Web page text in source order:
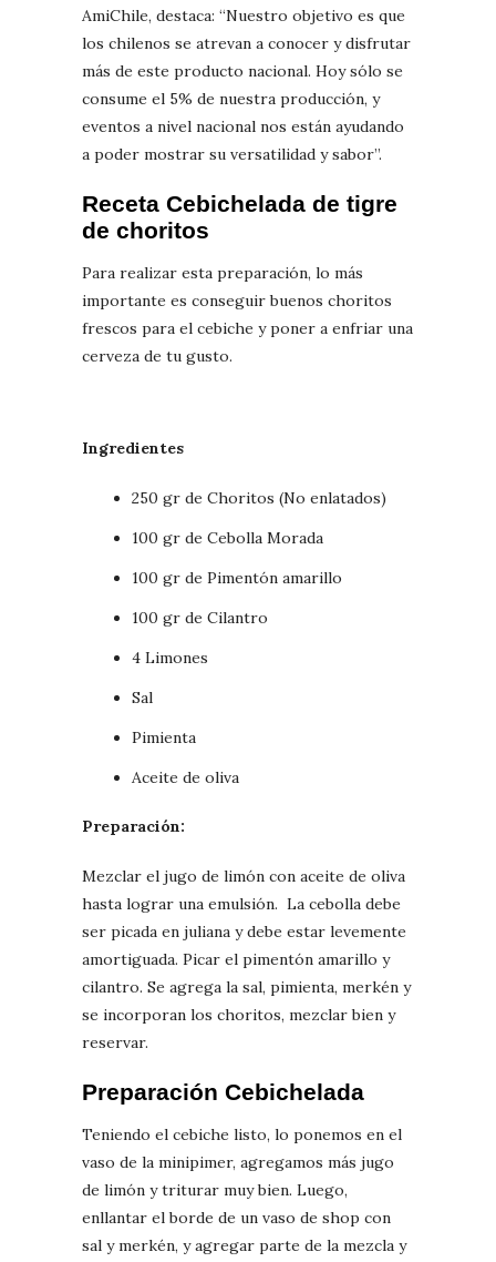
AmiChile, destaca: “Nuestro objetivo es que
los chilenos se atrevan a conocer y disfrutar
más de este producto nacional. Hoy sólo se
consume el 5% de nuestra producción, y
eventos a nivel nacional nos están ayudando
a poder mostrar su versatilidad y sabor”.
Receta Cebichelada de tigre
de choritos
Para realizar esta preparación, lo más
importante es conseguir buenos choritos
frescos para el cebiche y poner a enfriar una
cerveza de tu gusto.
Ingredientes
250 gr de Choritos (No enlatados)
100 gr de Cebolla Morada
100 gr de Pimentón amarillo
100 gr de Cilantro
4 Limones
Sal
Pimienta
Aceite de oliva
Preparación:
Mezclar el jugo de limón con aceite de oliva
hasta lograr una emulsión. La cebolla debe
ser picada en juliana y debe estar levemente
amortiguada. Picar el pimentón amarillo y
cilantro. Se agrega la sal, pimienta, merkén y
se incorporan los choritos, mezclar bien y
reservar.
Preparación Cebichelada
Teniendo el cebiche listo, lo ponemos en el
vaso de la minipimer, agregamos más jugo
de limón y triturar muy bien. Luego,
enllantar el borde de un vaso de shop con
sal y merkén, y agregar parte de la mezcla y